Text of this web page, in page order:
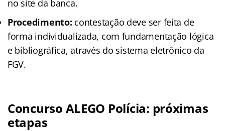
no site da banca.
Procedimento: contestação deve ser feita de
forma individualizada, com fundamentação lógica
e bibliográfica, através do sistema eletrônico da
FGV.
Concurso ALEGO Polícia: próximas
etapas